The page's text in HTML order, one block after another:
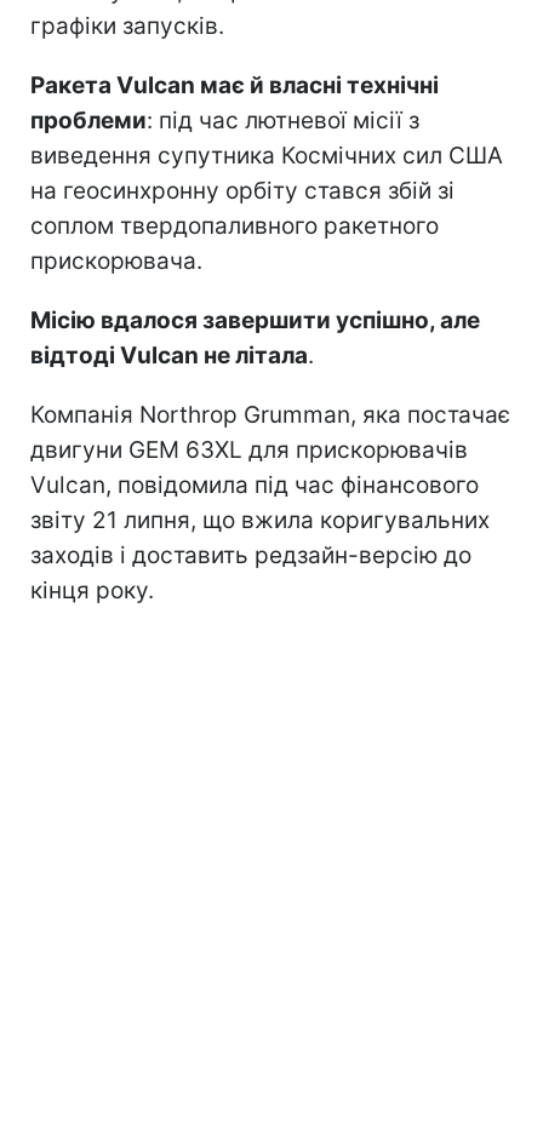
графіки запусків.
Ракета Vulcan має й власні технічні
проблеми: під час лютневої місії з
виведення супутника Космічних сил США
на геосинхронну орбіту стався збій зі
соплом твердопаливного ракетного
прискорювача.
Місію вдалося завершити успішно, але
відтоді Vulcan не літала.
Компанія Northrop Grumman, яка постачає
двигуни GEM 63XL для прискорювачів
Vulcan, повідомила під час фінансового
звіту 21 липня, що вжила коригувальних
заходів і доставить редзайн-версію до
кінця року.